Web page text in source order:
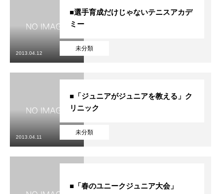
未分類
■選手育成だけじゃないテニスアカデ
ミー
2013.04.12
未分類
■「ジュニアがジュニアを教える」ク
リニック
2013.04.11
■「春のユニークジュニア大会」